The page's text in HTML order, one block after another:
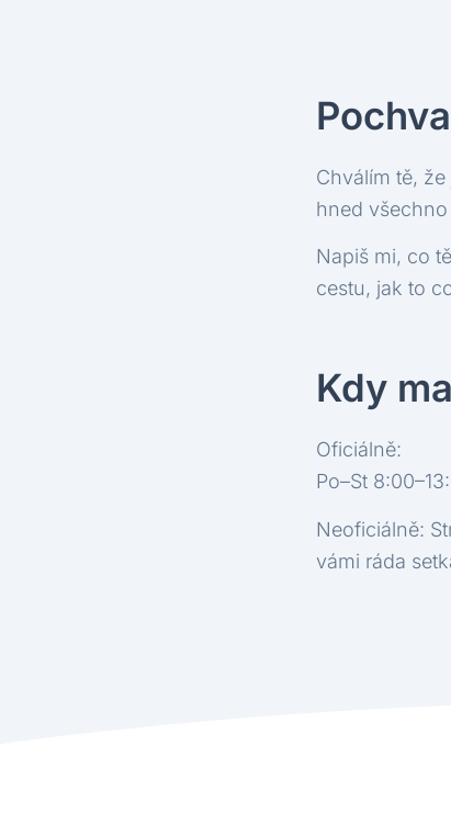
Chválím tě,
hned
Napiš mi, co
cestu, jak to
Kdy
Oficiálně:
Po–St
Neoficiálně:
vámi ráda